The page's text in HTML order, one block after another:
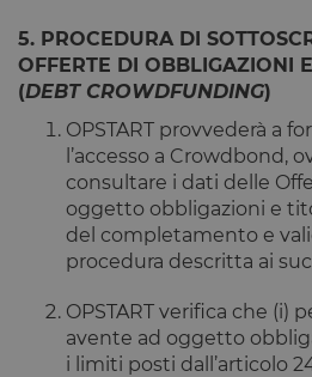
5. PROCEDURA DI
OFFERTE DI OBBLIGAZIONI
(DEBT CROWDFUNDING)
OPSTART provvederà a
l’accesso a Crowdbond,
consultare i dati delle
oggetto obbligazioni e
del completamento e
procedura descritta ai
OPSTART verifica che (i)
avente ad oggetto
i limiti posti dall’articolo